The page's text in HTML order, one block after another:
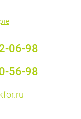
06-98
56-98